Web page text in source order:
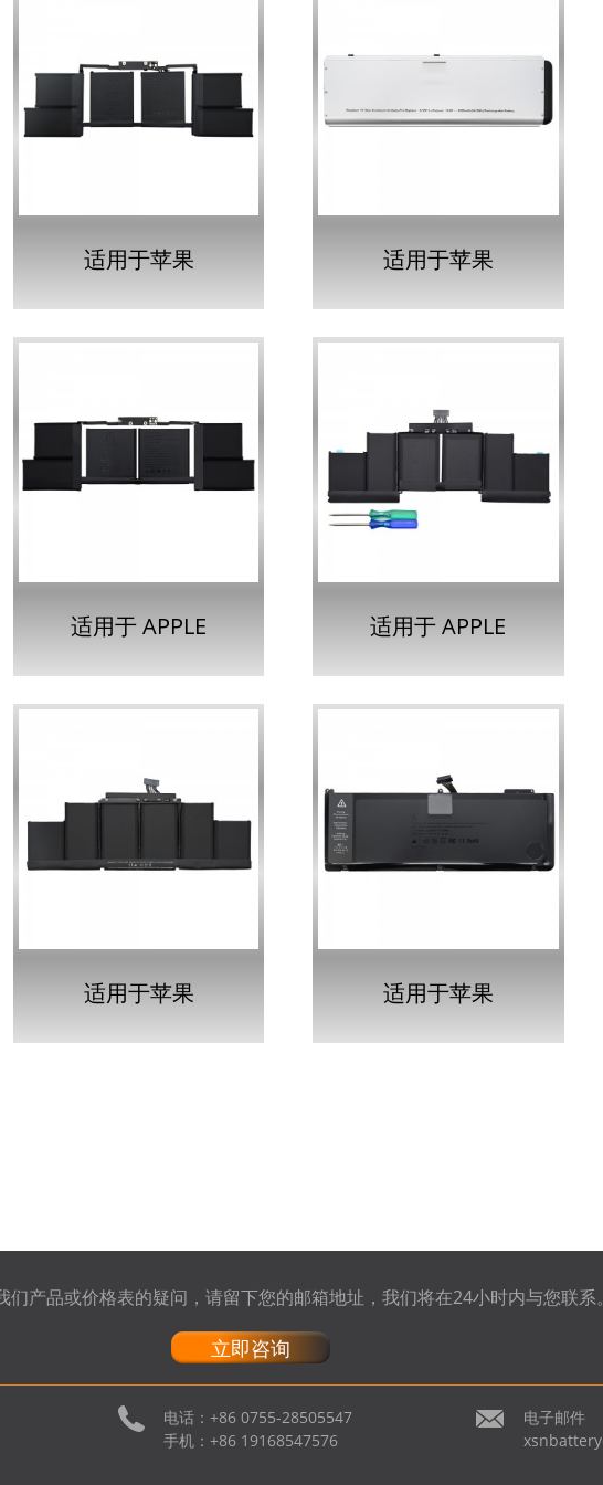
适用于苹果
MACBOOK PRO
RETINA 15 英寸 I 的
适用于苹果
MACBOOK PRO
UNIBODY 15 的
A1281 电池...
适用于 APPLE
MACBOOK PRO
RETINA 15 英寸 I 的电
适用于 APPLE
MACBOOK PRO
RETINA 15 英寸 I 的
适用于苹果 适用于苹果
A1382 电池……
们产品或价格表的疑问，请留下您的邮箱地址，我们将在24小时内与您联系。
立即咨询
电话：+86 0755-28505547
手机：+86 19168547576
电子邮件